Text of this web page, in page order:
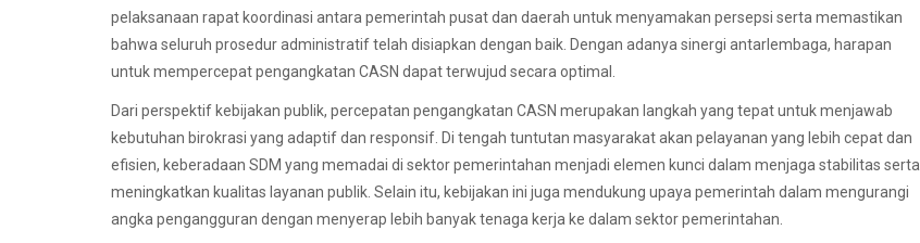
pelaksanaan rapat koordinasi antara pemerintah pusat dan daerah untuk menyamakan persepsi serta memastikan
bahwa seluruh prosedur administratif telah disiapkan dengan baik. Dengan adanya sinergi antarlembaga, harapan
untuk mempercepat pengangkatan CASN dapat terwujud secara optimal.
Dari perspektif kebijakan publik, percepatan pengangkatan CASN merupakan langkah yang tepat untuk menjawab
kebutuhan birokrasi yang adaptif dan responsif. Di tengah tuntutan masyarakat akan pelayanan yang lebih cepat dan
efisien, keberadaan SDM yang memadai di sektor pemerintahan menjadi elemen kunci dalam menjaga stabilitas serta
meningkatkan kualitas layanan publik. Selain itu, kebijakan ini juga mendukung upaya pemerintah dalam mengurangi
angka pengangguran dengan menyerap lebih banyak tenaga kerja ke dalam sektor pemerintahan.